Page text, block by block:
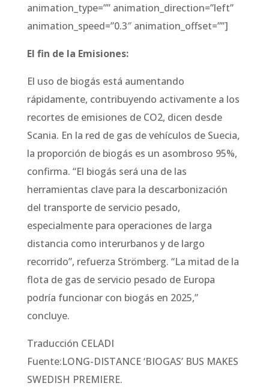
animation_type=”” animation_direction=”left”
animation_speed=”0.3″ animation_offset=””]
El fin de la Emisiones:
El uso de biogás está aumentando
rápidamente, contribuyendo activamente a los
recortes de emisiones de CO2, dicen desde
Scania. En la red de gas de vehículos de Suecia,
la proporción de biogás es un asombroso 95%,
confirma. “El biogás será una de las
herramientas clave para la descarbonización
del transporte de servicio pesado,
especialmente para operaciones de larga
distancia como interurbanos y de largo
recorrido”, refuerza Strömberg. “La mitad de la
flota de gas de servicio pesado de Europa
podría funcionar con biogás en 2025,”
concluye.
Traducción CELADI
Fuente:LONG-DISTANCE ‘BIOGAS’ BUS MAKES
SWEDISH PREMIERE.